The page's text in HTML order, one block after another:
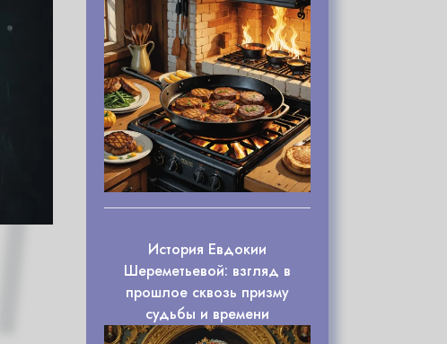
История Евдокии
Шереметьевой: взгляд в
прошлое сквозь призму
судьбы и времени